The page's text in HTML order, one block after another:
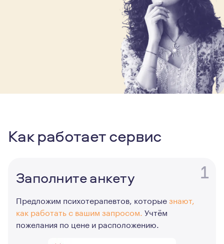
Как работает сервис
1
Заполните анкету
Предложим психотерапевтов, которыезнают,
как работать с вашим запросом. Учтём
пожелания по цене и расположению.